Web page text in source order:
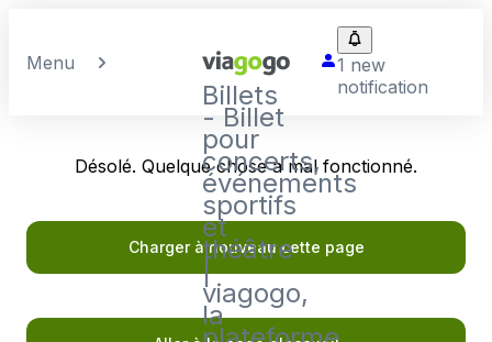
Menu
Billets
- Billet
pour
concerts,
événements
sportifs
et
théâtre
|
viagogo,
la
1 new
notification
Désolé. Quelque chose a mal fonctionné.
Charger à nouveau cette page